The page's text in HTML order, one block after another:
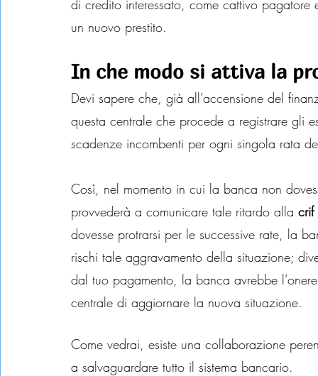
di credito interessato, come cattivo
un nuovo prestito.
In che modo si attiva la
Devi sapere che, già all’accensione del
questa centrale che procede a registrare gli
scadenze incombenti per ogni singola rata
Così, nel momento in cui la banca non
provvederà a comunicare tale ritardo alla crif
dovesse protrarsi per le successive rate, la
rischi tale aggravamento della situazione;
dal tuo pagamento, la banca avrebbe
centrale di aggiornare la nuova situazione.
Come vedrai, esiste una collaborazione
a salvaguardare tutto il sistema bancario.